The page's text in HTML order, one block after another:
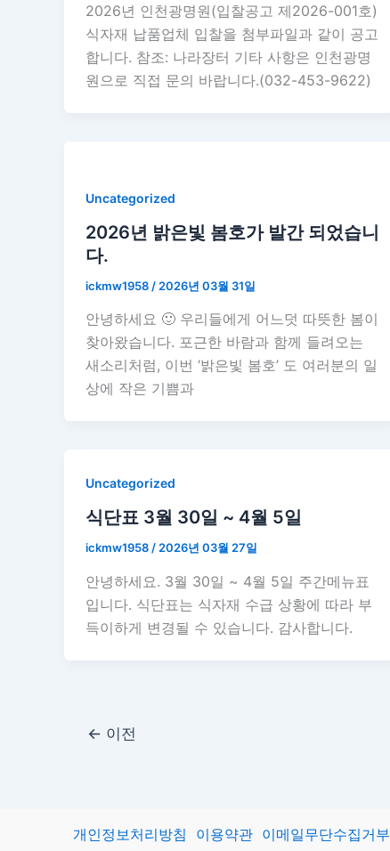
2026년 인천광명원(입찰공고 제2026-001호)
식자재 납품업체 입찰을 첨부파일과 같이 공고
합니다. 참조: 나라장터 기타 사항은 인천광명
원으로 직접 문의 바랍니다.(032-453-9622)
Uncategorized
2026년 밝은빛 봄호가 발간 되었습니
다.
ickmw1958 / 2026년 03월 31일
안녕하세요 🙂 우리들에게 어느덧 따뜻한 봄이
찾아왔습니다. 포근한 바람과 함께 들려오는
새소리처럼, 이번 ‘밝은빛 봄호’ 도 여러분의 일
상에 작은 기쁨과
Uncategorized
식단표 3월 30일 ~ 4월 5일
ickmw1958 / 2026년 03월 27일
안녕하세요. 3월 30일 ~ 4월 5일 주간메뉴표
입니다. 식단표는 식자재 수급 상황에 따라 부
득이하게 변경될 수 있습니다. 감사합니다.
← 이전
개인정보처리방침 이용약관 이메일무단수집거부